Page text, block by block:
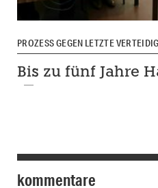
PROZESS GEGEN LETZTE
Bis zu fünf Jahre
kommentare